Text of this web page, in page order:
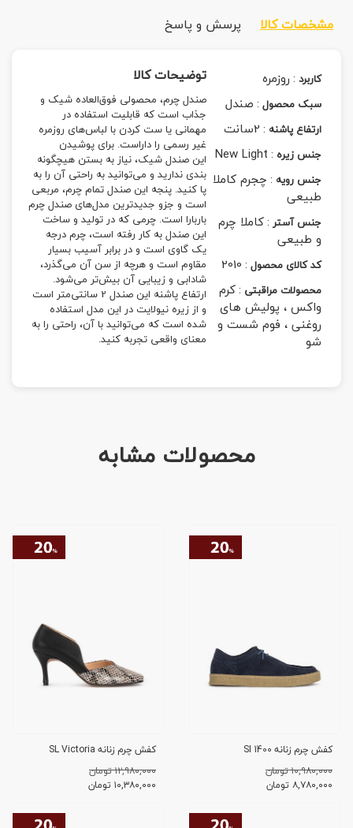
مشخصات کالا پرسش و پاسخ
کاربرد :روزمره
سبک محصول :صندل
ارتفاع پاشنه :2سانت
جنس زیره :
New Light
جنس رویه :چجرم کاملا
طبیعی
جنس آستر :کاملا چرم
و طبیعی
کد کالای محصول :
2010
محصولات مراقبتی :کرم
واکس ، پولیش های
روغنی ، فوم شست و
شو
توضیحات کالا
صندل چرم، محصولی فوق‌العاده شیک و
جذاب است که قابلیت استفاده در
مهمانی یا ست کردن با لباس‌های روزمره
غیر رسمی را داراست. برای پوشیدن
اینصندلشیک، نیاز به بستن هیچگونه
بندی ندارید و می‌توانید به راحتی آن را به
پا کنید. پنجه این صندل تمام چرم، مربعی
است و جزو جدیدترین مدل‌های صندل چرم
باربارا است. چرمی که در تولید و ساخت
این صندل به کار رفته است،چرمدرجه
یک گاوی است و در برابر آسیب بسیار
مقاوم است و هرچه از سن آن می‌گذرد،
شادابی و زیبایی آن بیش‌تر می‌شود.
ارتفاع پاشنه این صندل 2 سانتی‌متر است
و از زیره نیولایت در این مدل استفاده
شده است که می‌توانید با آن، راحتی را به
معنای واقعی تجربه کنید.
محصولات مشابه
کفش چرم زنانه SI 1400
۱۰,۹۸۰,۰۰۰ تومان
۸,۷۸۰,۰۰۰ تومان
کفش چرم زنانه SL Victoria
۱۲,۹۸۰,۰۰۰ تومان
۱۰,۳۸۰,۰۰۰ تومان